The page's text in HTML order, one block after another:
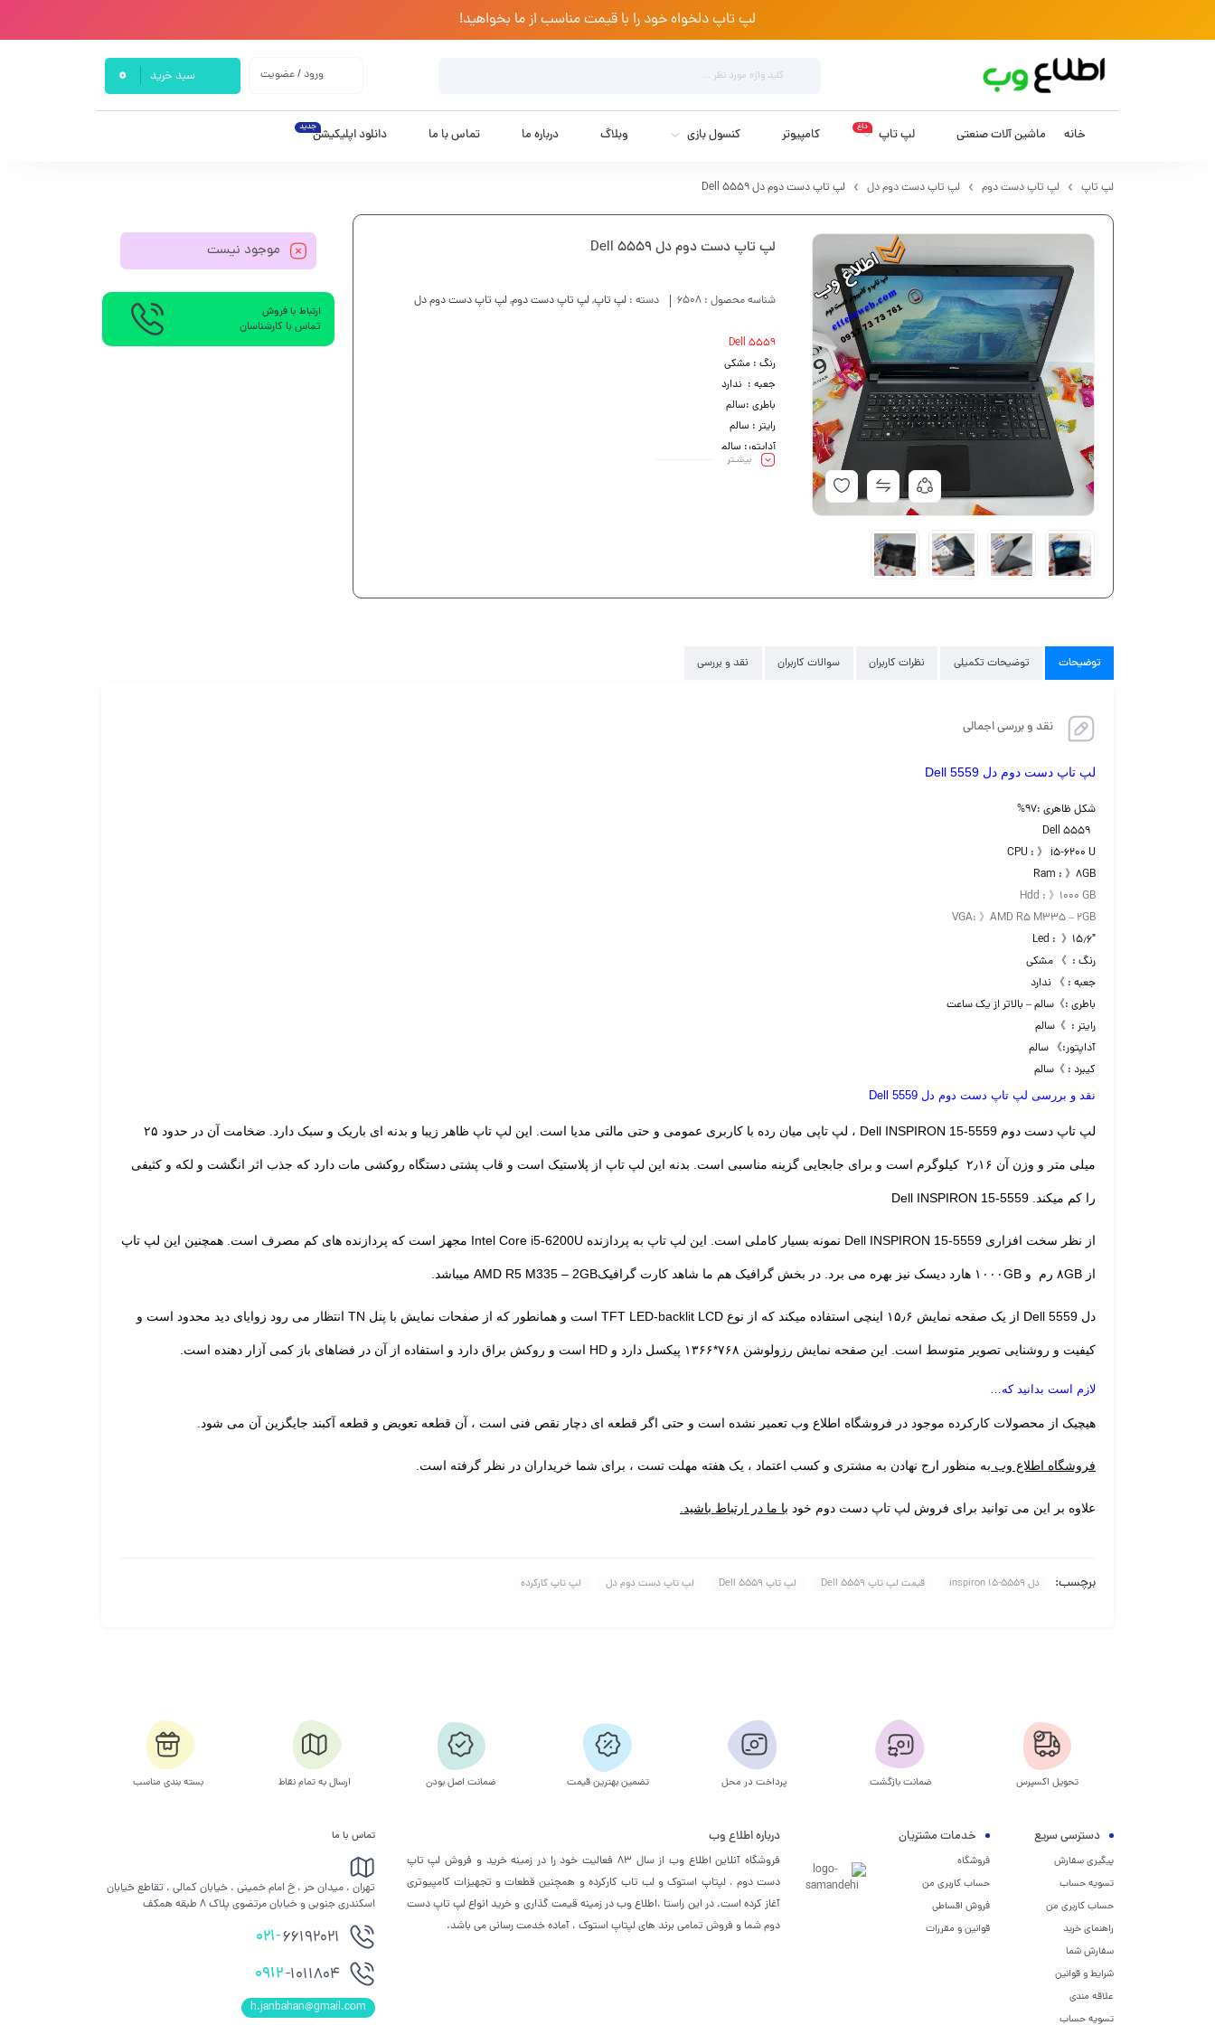
لپ تاپ دلخواه خود را با قیمت مناسب از ما بخواهید!
ورود / عضویت سبد خرید 0
خانه ماشین آلات صنعتی لپ تاپ داغ کامپیوتر کنسول بازی وبلاگ درباره ما تماس با ما دانلود اپلیکیشنجدید
لپ تاپ لپ تاپ دست دوم لپ تاپ دست دوم دل لپ تاپ دست دوم دل Dell 5559
لپ تاپ دست دوم دل Dell 5559
شناسه محصول : 6508 دسته : لپ تاپ,لپ تاپ دست دوم,لپ تاپ دست دوم دل
Dell 5559
رنگ : مشکی
جعبه : ندارد
باطری :سالم
رایتر : سالم
آداپتور: سالم
کیبرد :سالم
بیشـتر
موجود نیست
ارتباط با فروش
تماس با کارشناسان
توضیحات توضیحات تکمیلی نظرات کاربران سوالات کاربران نقد و بررسی
نقد و بررسی اجمالی
لپ تاپ دست دوم دل Dell 5559
شکل ظاهری :۹۷%
CPU : 》 i5-6200 U
Ram : 》۸GB
Hdd : 》۱۰۰۰ GB
VGA: 》AMD R5 M335 – 2GB
Led : 》۱۵٫۶″
رنگ : 》 مشکی
جعبه : 》 ندارد
باطری :》سالم – بالاتر از یک ساعت
رایتر : 》سالم
آداپتور:》 سالم
کیبرد : 》سالم
نقد و بررسی لپ تاپ دست دوم دل Dell 5559
لپ تاپ دست دوم Dell INSPIRON 15-5559 ، لپ تاپی میان رده با کاربری عمومی و حتی مالتی مدیا است. این لپ تاپ ظاهر زیبا و بدنه ای باریک و سبک دارد. ضخامت آن در حدود ۲۵
میلی متر و وزن آن ۲٫۱۶ کیلوگرم است و برای جابجایی گزینه مناسبی است. بدنه این لپ تاپ از پلاستیک است و قاب پشتی دستگاه روکشی مات دارد که جذب اثر انگشت و لکه و کثیفی
را کم میکند. Dell INSPIRON 15-5559
از نظر سخت افزاری Dell INSPIRON 15-5559 نمونه بسیار کاملی است. این لپ تاپ به پردازنده Intel Core i5-6200U مجهز است که پردازنده های کم مصرف است. همچنین این لپ تاپ
از ۸GB رم و ۱۰۰۰GB هارد دیسک نیز بهره می برد. در بخش گرافیک هم ما شاهد کارت گرافیکAMD R5 M335 – 2GB میباشد.
دل Dell 5559 از یک صفحه نمایش ۱۵٫۶ اینچی استفاده میکند که از نوع TFT LED-backlit LCD است و همانطور که از صفحات نمایش با پنل TN انتظار می رود زوایای دید محدود است و
کیفیت و روشنایی تصویر متوسط است. این صفحه نمایش رزولوشن ۷۶۸*۱۳۶۶ پیکسل دارد و HD است و روکش براق دارد و استفاده از آن در فضاهای باز کمی آزار دهنده است.
لازم است بدانید که…
هیچیک از محصولات کارکرده موجود در فروشگاه اطلاع وب تعمیر نشده است و حتی اگر قطعه ای دچار نقص فنی است ، آن قطعه تعویض و قطعه آکبند جایگزین آن می شود.
فروشگاه اطلاع وب به منظور ارج نهادن به مشتری و کسب اعتماد ، یک هفته مهلت تست ، برای شما خریداران در نظر گرفته است.
علاوه بر این می توانید برای فروش لپ تاپ دست دوم خود با ما در ارتباط باشید.
برچسب: دل inspiron 15-5559 قیمت لپ تاپ Dell 5559 لپ تاپ Dell 5559 لپ تاپ دست دوم دل لپ تاپ کارکرده
تحویل اکسپرس ضمانت بازگشت پرداخت در محل تضمین بهترین قیمت ضمانت اصل بودن ارسال به تمام نقاط بسته بندی مناسب
دسترسی سریع
پیگیری سفارش
تسویه حساب
حساب کاربری من
راهنمای خرید
سفارش شما
شرایط و قوانین
علاقه مندی
تسویه حساب
خدمات مشتریان
فروشگاه
حساب کاربری من
فروش اقساطی
قوانین و مقررات
درباره اطلاع وب
فروشگاه آنلاین اطلاع وب از سال 83 فعالیت خود را در زمینه خرید و فروش لپ تاپ
دست دوم ، لپتاپ استوک و لب تاب کارکرده و همچنین قطعات و تجهیزات کامپیوتری
آغاز کرده است. در این راستا ،‌اطلاع وب در زمینه قیمت گذاری و خرید انواع لپ تاپ دست
دوم شما و فروش تمامی برند های لپتاپ استوک ، آماده خدمت رسانی می باشد.
تماس با ما
تهران ، میدان حر ، خ امام خمینی ، خیابان کمالی ، تقاطع خیابان
اسکندری جنوبی و خیابان مرتضوی پلاک 8 طبقه همکف
021-66192021
0912-1011804
h.janbahan@gmail.com